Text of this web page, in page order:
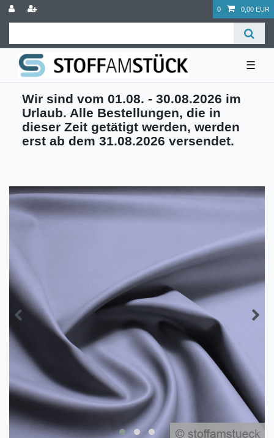
0 0,00 EUR
☰
Wir sind vom 01.08. - 30.08.2026 im
Urlaub. Alle Bestellungen, die in
dieser Zeit getätigt werden, werden
erst ab dem 31.08.2026 versendet.